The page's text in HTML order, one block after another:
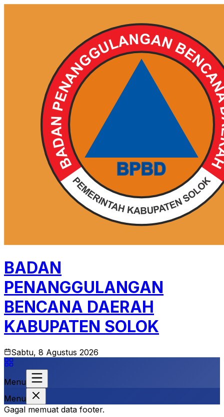
BADAN
PENANGGULANGAN
BENCANA DAERAH
KABUPATEN SOLOK
Sabtu, 8 Agustus 2026
Menu
Menu
Gagal memuat data footer.